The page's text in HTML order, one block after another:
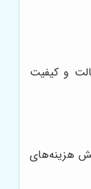
و کیفیت
هزینه‌های